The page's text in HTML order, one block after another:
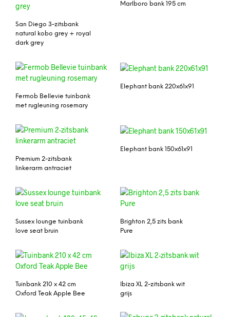
San Diego 3-zitsbank
natural kobo grey + royal
dark grey
Marlboro bank 195 cm
Fermob Bellevie tuinbank
met rugleuning rosemary
Elephant bank 220x61x91
Premium 2-zitsbank
linkerarm antraciet
Elephant bank 150x61x91
Sussex lounge tuinbank
love seat bruin
Brighton 2,5 zits bank
Pure
Tuinbank 210 x 42 cm
Oxford Teak Apple Bee
Ibiza XL 2-zitsbank wit
grijs